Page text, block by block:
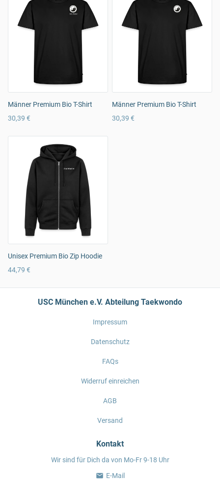
Männer Premium Bio T-Shirt
30,39 €
Männer Premium Bio T-Shirt
30,39 €
Unisex Premium Bio Zip Hoodie
44,79 €
USC München e.V. Abteilung Taekwondo
Impressum
Datenschutz
FAQs
Widerruf einreichen
AGB
Versand
Kontakt
Wir sind für Dich da von Mo-Fr 9-18 Uhr
E-Mail